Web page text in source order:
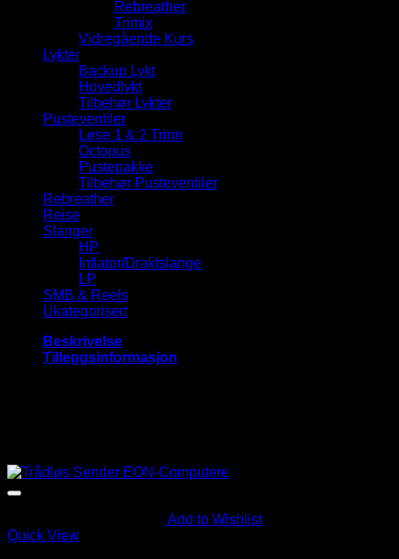
Rebreather
Trimix
Vidregående Kurs
Lykter
Backup Lykt
Hovedlykt
Tilbehør Lykter
Pusteventiler
Løse 1 & 2 Trinn
Octopus
Pustepakke
Tilbehør Pusteventiler
Rebreather
Reise
Slanger
HP
Inflator/Draktslange
LP
SMB & Reels
Ukategorisert
Beskrivelse
Tilleggsinformasjon
Add to Wishlist
Quick View